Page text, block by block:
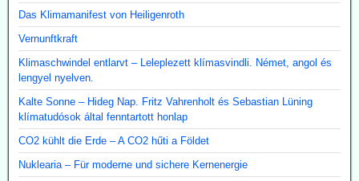
Das Klimamanifest von Heiligenroth
Vernunftkraft
Klimaschwindel entlarvt – Leleplezett klímasvindli. Német, angol és
lengyel nyelven.
Kalte Sonne – Hideg Nap. Fritz Vahrenholt és Sebastian Lüning
klímatudósok által fenntartott honlap
CO2 kühlt die Erde – A CO2 hűti a Földet
Nuklearia – Für moderne und sichere Kernenergie